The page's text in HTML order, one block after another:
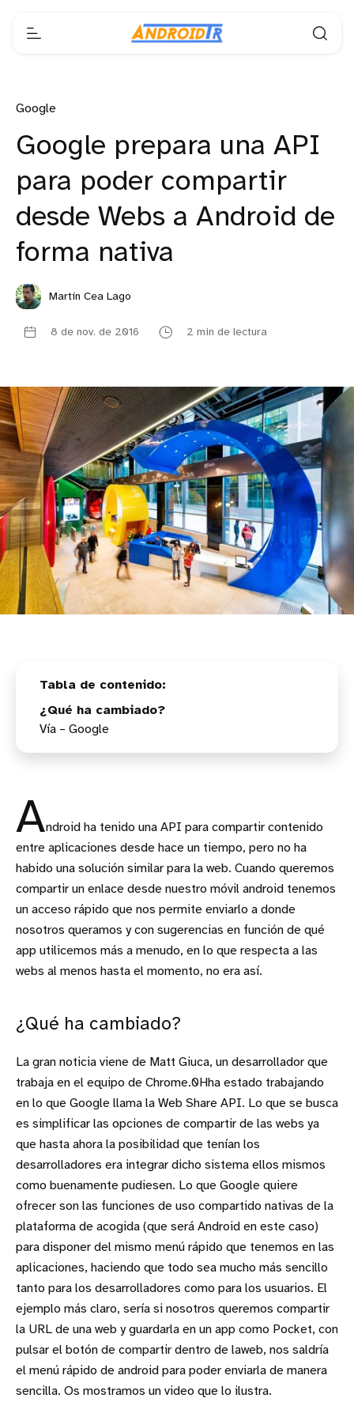
Google
Google prepara una API
para poder compartir
desde Webs a Android de
forma nativa
Martín Cea Lago
8 de nov. de 2016 2 min de lectura
¿Qué ha cambiado?
Vía – Google
Android ha tenido una API para compartir contenido
entre aplicaciones desde hace un tiempo, pero no ha
habido una solución similar para la web. Cuando queremos
compartir un enlace desde nuestro móvil android tenemos
un acceso rápido que nos permite enviarlo a donde
nosotros queramos y con sugerencias en función de qué
app utilicemos más a menudo, en lo que respecta a las
webs al menos hasta el momento, no era así.
¿Qué ha cambiado?
La gran noticia viene de Matt Giuca, un desarrollador que
trabaja en el equipo de Chrome.0Hha estado trabajando
en lo que Google llama la Web Share API. Lo que se busca
es simplificar las opciones de compartir de las webs ya
que hasta ahora la posibilidad que tenían los
desarrolladores era integrar dicho sistema ellos mismos
como buenamente pudiesen. Lo que Google quiere
ofrecer son las funciones de uso compartido nativas de la
plataforma de acogida (que será Android en este caso)
para disponer del mismo menú rápido que tenemos en las
aplicaciones, haciendo que todo sea mucho más sencillo
tanto para los desarrolladores como para los usuarios. El
ejemplo más claro, sería si nosotros queremos compartir
la URL de una web y guardarla en un app como Pocket, con
pulsar el botón de compartir dentro de laweb, nos saldría
el menú rápido de android para poder enviarla de manera
sencilla. Os mostramos un video que lo ilustra.